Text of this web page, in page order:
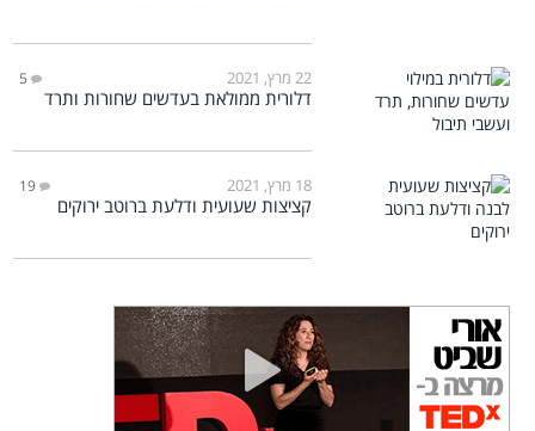
22 מרץ, 2021 5
דלורית ממולאת בעדשים שחורות ותרד
18 מרץ, 2021 19
קציצות שעועית ודלעת ברוטב ירוקים